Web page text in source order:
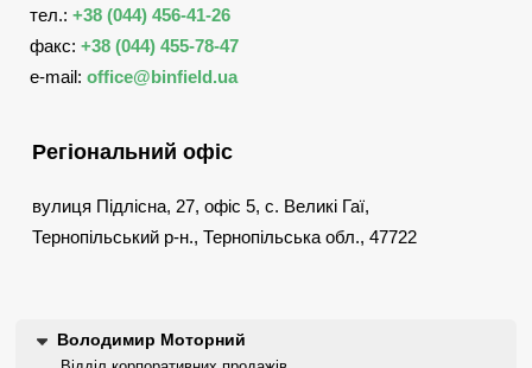
тел.: +38 (044) 456-41-26
факс: +38 (044) 455-78-47
e-mail: office@binfield.ua
Регіональний офіс
вулиця Підлісна, 27, офіс 5, с. Великі Гаї,
Тернопільський р-н., Тернопільська обл., 47722
Володимир Моторний